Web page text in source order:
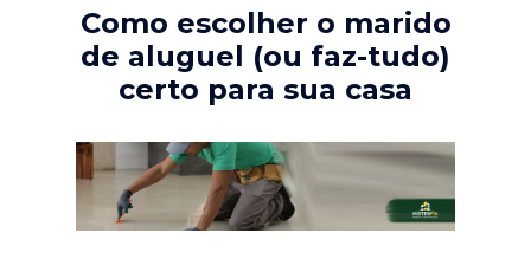
Como escolher o marido
de aluguel (ou faz-tudo)
certo para sua casa